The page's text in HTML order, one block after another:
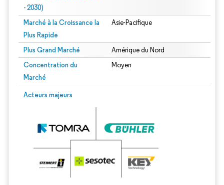
- 2030)
Marché à la Croissance la
Plus Rapide
Asie-Pacifique
Plus Grand Marché Amérique du Nord
Concentration du
Marché
Moyen
Acteurs majeurs
Image © Mordor Intelligence. La réutilisation nécessite une attribution sous CC